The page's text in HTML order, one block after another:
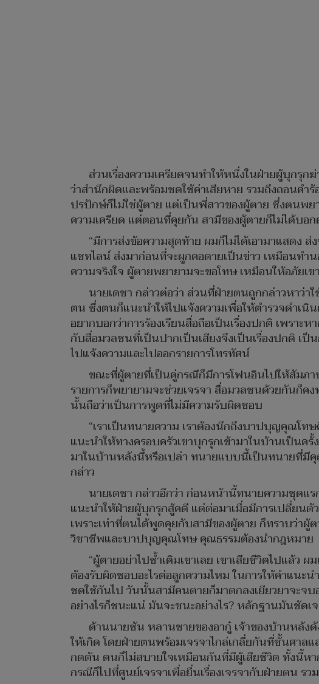
ส่วนเรื่องความเครียดจนทำให้หนึ่งในฝ่ายผู้บุกรุ
ว่าสำนึกผิดและพร้อมชดใช้ค่าเสียหาย รวมถึงถอนคำ
ปรปักษ์ก็ไม่ใช่ผู้ตาย แต่เป็นพี่สาวของผู้ตาย ซึ่งตนพย
ความเครียด แต่ตอนที่คุยกัน สามีของผู้ตายก็ไม่ได้บอ
“มีการส่งข้อความสุดท้าย ผมก็ไม่ได้เอามาแสดง
แชทไลน์ ส่งมาก่อนที่จะผูกคอตายเป็นข่าว เหมือนทำน
ความจริงใจ ผู้ตายพยายามจะขอโทษ เหมือนให้อภัยเข
นายเดชา กล่าวต่อว่า ส่วนที่ฝ่ายตนถูกกล่าวหาว่า
ตน ซึ่งตนก็แนะนำให้ไปแจ้งความเพื่อให้ตำรวจดำเ
อยากบอกว่าการร้องเรียนสื่อถือเป็นเรื่องปกติ เพรา
กับสื่อมวลชนที่เป็นปากเป็นเสียงจึงเป็นเรื่องปกติ เ
ไปแจ้งความและไปออกรายการโทรทัศน์
ขณะที่ผู้ตายที่เป็นคู่กรณีก็มีการโฟนอินไปให้สัมภ
รายการก็พยายามจะช่วยเจรจา สื่อมวลชนด้วยกันก็
นั้นถือว่าเป็นการพูดที่ไม่มีความรับผิดชอบ
“เราเป็นทนายความ เราต้องนึกถึงบาปบุญคุณโท
แนะนำให้ทางครอบครัวเขาบุกรุกเข้ามาในบ้านเป็นค
มาในบ้านหลังนี้หรือเปล่า ทนายแบบนี้เป็นทนายที่มีคุ
กล่าว
นายเดชา กล่าวอีกว่า ก่อนหน้านี้ทนายความชุดแ
แนะนำให้ฝ่ายผู้บุกรุกสู้คดี แต่ต่อมาเมื่อมีการเปลี่ยน
เพราะเท่าที่ตนได้พูดคุยกับสามีของผู้ตาย ก็ทราบว่า
วิชาชีพและบาปบุญคุณโทษ คุณธรรมต้องนำกฎหมาย
“ผู้ตายอย่าไปซ้ำเติมเขาเลย เขาเสียชีวิตไปแล้ว
ต้องรับผิดชอบอะไรต่อลูกความไหม ในการให้คำแนะ
ชดใช้กันไป วันนั้นสามีคนตายก็มาตกลงเยียวยาจะจ
อย่างไรก็ชนะแน่ มันจะชนะอย่างไร? หลักฐานมันชัด
ด้านนายซัน หลานชายของอากู๋ เจ้าของบ้านหลัง
ให้เกิด โดยฝ่ายตนพร้อมเจรจาไกล่เกลี่ยกันที่ชั้นศา
กดดัน ตนก็ไม่สบายใจเหมือนกันที่มีผู้เสียชีวิต ทั้งนี้หา
กรณีก็ไปที่ศูนย์เจรจาเพื่อยื่นเรื่องเจรจากับฝ่ายตน ร